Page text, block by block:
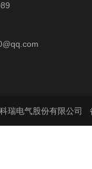
瑞电气股份有限公司